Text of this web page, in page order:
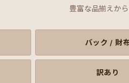
豊富な品揃えか
バック / 財
訳あり